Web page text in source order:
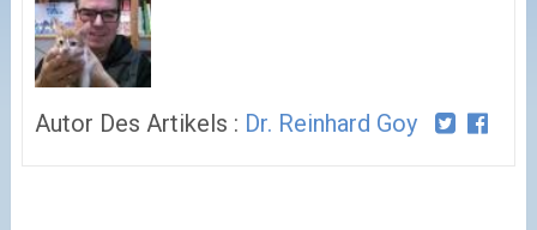
Autor Des Artikels : Dr. Reinhard Goy